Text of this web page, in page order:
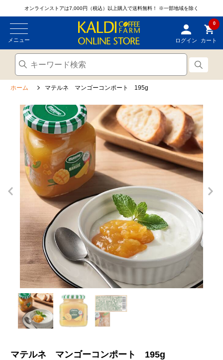
オンラインストアは7,000円（税込）以上購入で送料無料！ ※一部地域を除く
メニュー ログイン
0
カート
ホーム マテルネ マンゴーコンポート 195g
マテルネ マンゴーコンポート 195g